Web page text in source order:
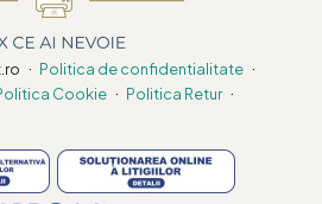
· Politica de confidentialitate ·
Cookie · Politica Retur ·